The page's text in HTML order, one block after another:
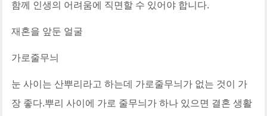
함께 인생의 어려움에 직면할 수 있어야 합니다.
재혼을 앞둔 얼굴
가로줄무늬
눈 사이는 산뿌리라고 하는데 가로줄무늬가 없는 것이 가
장 좋다.뿌리 사이에 가로 줄무늬가 하나 있으면 결혼 생활